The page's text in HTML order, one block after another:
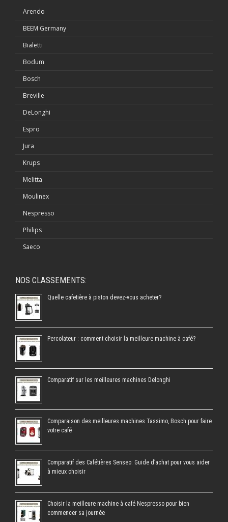
Arendo
BEEM Germany
Bialetti
Bodum
Bosch
Breville
DeLonghi
Espro
Jura
Krups
Melitta
Moulinex
Nespresso
Philips
Saeco
NOS CLASSEMENTS:
Quelle cafetière à piston devez-vous acheter?
Percolateur : comment choisir la meilleure machine à café?
Comparatif sur les meilleures machines Delonghi
Comparaison des meilleures machines Tassimo, Bosch pour faire
votre café
Comparatif des Cafétières Senseo: Guide d’achat pour vous aider
à mieux choisir
Choisir la meilleure machine à café Nespresso pour bien
commencer sa journée